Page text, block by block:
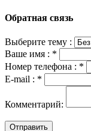
Обратная связь
Выберите тему :
Ваше имя : *
Номер телефона : *
E-mail : *
Комментарий:
Отправить